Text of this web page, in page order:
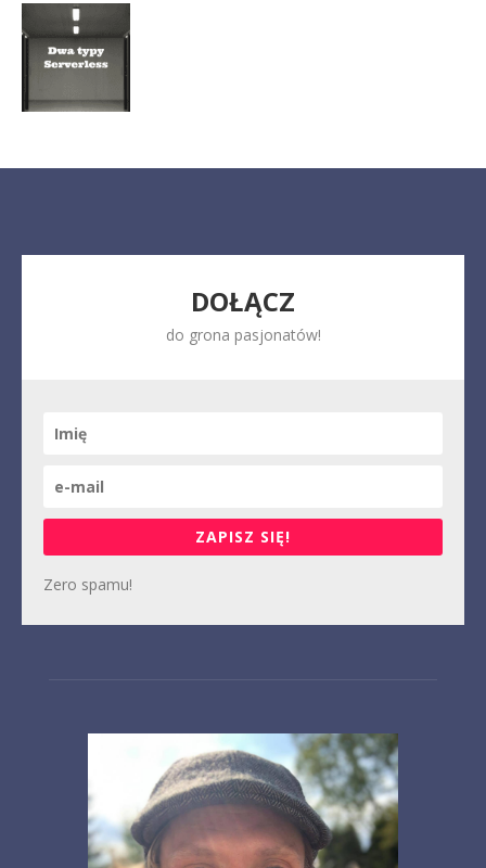
DOŁĄCZ
do grona pasjonatów!
ZAPISZ SIĘ!
Zero spamu!